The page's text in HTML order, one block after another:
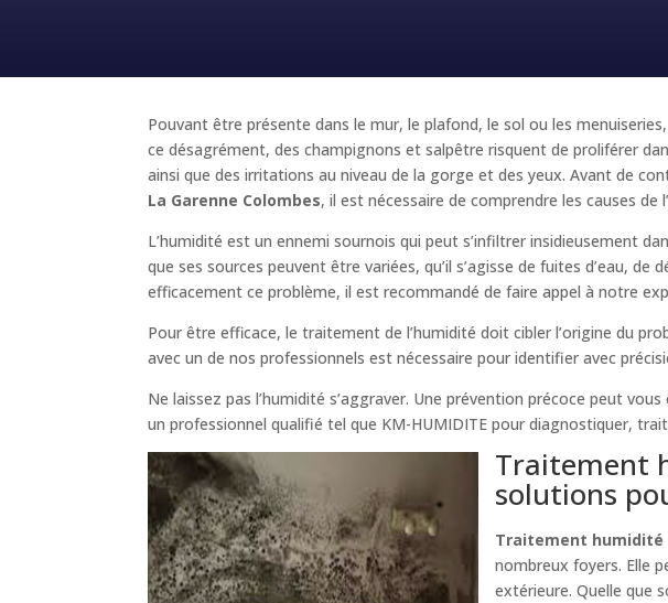
Pouvant être présente dans le mur, le plafond, le sol ou les
ce désagrément, des champignons et salpêtre risquent de proliférer
ainsi que des irritations au niveau de la gorge et des yeux. Avant de
La Garenne Colombes, il est nécessaire de comprendre les causes
L’humidité est un ennemi sournois qui peut s’infiltrer insidieusement
que ses sources peuvent être variées, qu’il s’agisse de fuites d’eau,
efficacement ce problème, il est recommandé de faire appel à notre
Pour être efficace, le traitement de l’humidité doit cibler l’origine du
avec un de nos professionnels est nécessaire pour identifier avec
Ne laissez pas l’humidité s’aggraver. Une prévention précoce peut
un professionnel qualifié tel que KM-HUMIDITE pour diagnostiquer,
Traitement
solutions
Traitement humidité
nombreux foyers. Elle
extérieure. Quelle que